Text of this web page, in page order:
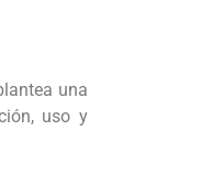
una
uso y